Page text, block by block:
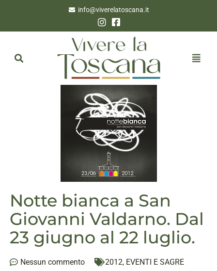
info@viverelatoscana.it
Notte bianca a San
Giovanni Valdarno. Dal
23 giugno al 22 luglio.
Nessun commento 2012, EVENTI E SAGRE